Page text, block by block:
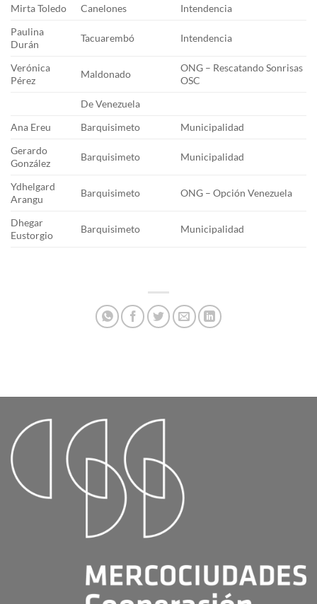
Mirta Toledo
Canelones
Intendencia
Paulina
Durán
Tacuarembó Intendencia
Verónica
Pérez
Maldonado
ONG – Rescatando Sonrisas
OSC
De Venezuela
Ana Ereu
Barquisimeto
Municipalidad
Gerardo
González
Barquisimeto Municipalidad
Ydhelgard
Arangu
Barquisimeto ONG – Opción Venezuela
Dhegar
Eustorgio
Barquisimeto Municipalidad